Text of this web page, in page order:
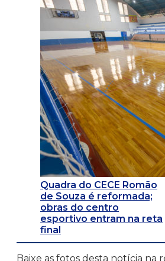
Quadra do CECE Romão
de Souza é reformada;
obras do centro
esportivo entram na reta
final
Baixe as fotos desta notícia na